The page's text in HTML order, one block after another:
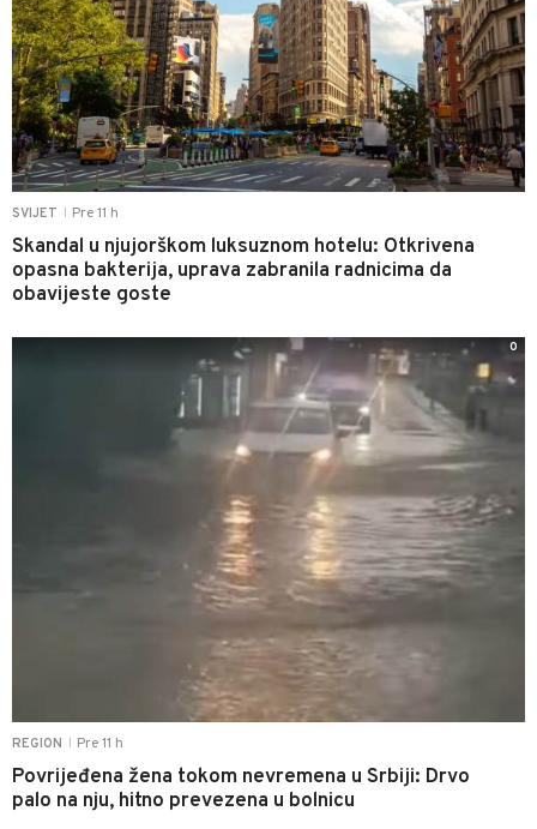
SVIJET Pre 11 h
Skandal u njujorškom luksuznom hotelu: Otkrivena
opasna bakterija, uprava zabranila radnicima da
obavijeste goste
REGION Pre 11 h
Povrijeđena žena tokom nevremena u Srbiji: Drvo
palo na nju, hitno prevezena u bolnicu
0